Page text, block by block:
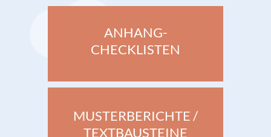
ANHANG-
CHECKLISTEN
MUSTERBERICHTE /
TEXTBAUSTEINE